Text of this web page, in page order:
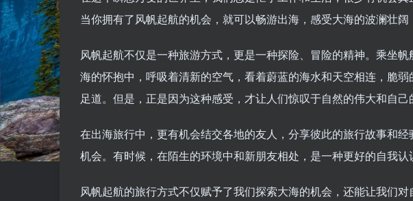
当你拥有了风帆起航的机会，就可以畅游出海，感受大海的波澜壮阔
风帆起航不仅是一种旅游方式，更是一种探险、冒险的精神。乘坐
海的怀抱中，呼吸着清新的空气，看着蔚蓝的海水和天空相连，脆
足道。但是，正是因为这种感受，才让人们惊叹于自然的伟大和自己
在出海旅行中，更有机会结交各地的友人，分享彼此的旅行故事和
机会。有时候，在陌生的环境中和新朋友相处，是一种更好的自我认
风帆起航的旅行方式不仅赋予了我们探索大海的机会，还能让我们